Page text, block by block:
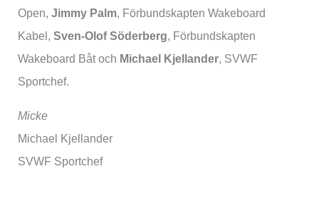
Open, Jimmy Palm, Förbundskapten Wakeboard
Kabel, Sven-Olof Söderberg, Förbundskapten
Wakeboard Båt och Michael Kjellander, SVWF
Sportchef.
Micke
Michael Kjellander
SVWF Sportchef